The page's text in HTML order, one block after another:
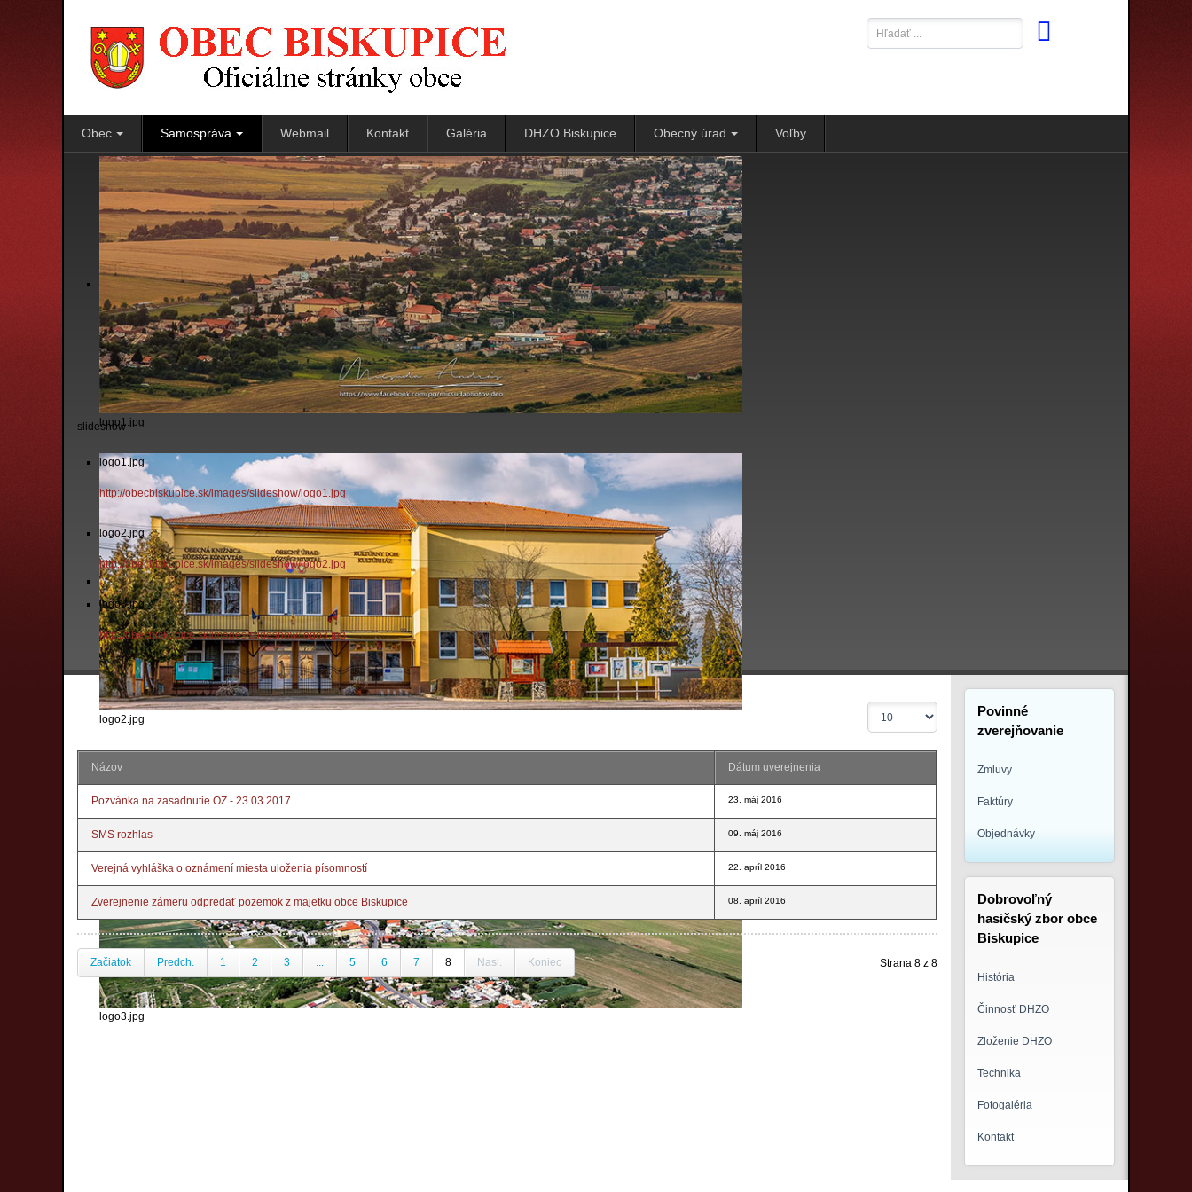
Hľadať
...
Obec Samospráva Webmail Kontakt Galéria DHZO Biskupice Obecný úrad Voľby
logo1.jpg
logo2.jpg
logo3.jpg
slideshow
logo1.jpg
http://obecbiskupice.sk/images/slideshow/logo1.jpg
logo2.jpg
http://obecbiskupice.sk/images/slideshow/logo2.jpg
logo3.jpg
http://obecbiskupice.sk/images/slideshow/logo3.jpg
Zobrazené
položky
Názov Dátum uverejnenia
Pozvánka na zasadnutie OZ - 23.03.2017 23. máj 2016
SMS rozhlas 09. máj 2016
Verejná vyhláška o oznámení miesta uloženia písomností 22. apríl 2016
Zverejnenie zámeru odpredať pozemok z majetku obce Biskupice 08. apríl 2016
Strana 8 z 8
Začiatok Predch. 1 2 3 ... 5 6 7 8 Nasl. Koniec
Povinné
zverejňovanie
Zmluvy
Faktúry
Objednávky
Dobrovoľný
hasičský zbor obce
Biskupice
História
Činnosť DHZO
Zloženie DHZO
Technika
Fotogaléria
Kontakt